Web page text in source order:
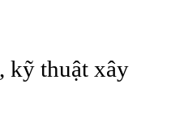
kỹ thuật xây